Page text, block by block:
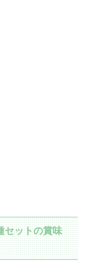
セットの賞味